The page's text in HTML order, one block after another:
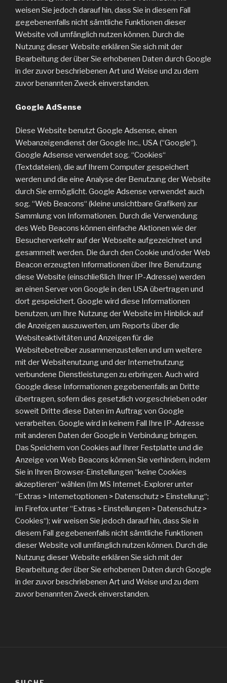
weisen Sie jedoch darauf hin, dass Sie in diesem Fall
gegebenenfalls nicht sämtliche Funktionen dieser
Website voll umfänglich nutzen können. Durch die
Nutzung dieser Website erklären Sie sich mit der
Bearbeitung der über Sie erhobenen Daten durch Google
in der zuvor beschriebenen Art und Weise und zu dem
zuvor benannten Zweck einverstanden.
Google AdSense
Diese Website benutzt Google Adsense, einen
Webanzeigendienst der Google Inc., USA (“Google“).
Google Adsense verwendet sog. “Cookies“
(Textdateien), die auf Ihrem Computer gespeichert
werden und die eine Analyse der Benutzung der Website
durch Sie ermöglicht. Google Adsense verwendet auch
sog. “Web Beacons“ (kleine unsichtbare Grafiken) zur
Sammlung von Informationen. Durch die Verwendung
des Web Beacons können einfache Aktionen wie der
Besucherverkehr auf der Webseite aufgezeichnet und
gesammelt werden. Die durch den Cookie und/oder Web
Beacon erzeugten Informationen über Ihre Benutzung
diese Website (einschließlich Ihrer IP-Adresse) werden
an einen Server von Google in den USA übertragen und
dort gespeichert. Google wird diese Informationen
benutzen, um Ihre Nutzung der Website im Hinblick auf
die Anzeigen auszuwerten, um Reports über die
Websiteaktivitäten und Anzeigen für die
Websitebetreiber zusammenzustellen und um weitere
mit der Websitenutzung und der Internetnutzung
verbundene Dienstleistungen zu erbringen. Auch wird
Google diese Informationen gegebenenfalls an Dritte
übertragen, sofern dies gesetzlich vorgeschrieben oder
soweit Dritte diese Daten im Auftrag von Google
verarbeiten. Google wird in keinem Fall Ihre IP-Adresse
mit anderen Daten der Google in Verbindung bringen.
Das Speichern von Cookies auf Ihrer Festplatte und die
Anzeige von Web Beacons können Sie verhindern, indem
Sie in Ihren Browser-Einstellungen “keine Cookies
akzeptieren“ wählen (Im MS Internet-Explorer unter
“Extras > Internetoptionen > Datenschutz > Einstellung“;
im Firefox unter “Extras > Einstellungen > Datenschutz >
Cookies“); wir weisen Sie jedoch darauf hin, dass Sie in
diesem Fall gegebenenfalls nicht sämtliche Funktionen
dieser Website voll umfänglich nutzen können. Durch die
Nutzung dieser Website erklären Sie sich mit der
Bearbeitung der über Sie erhobenen Daten durch Google
in der zuvor beschriebenen Art und Weise und zu dem
zuvor benannten Zweck einverstanden.